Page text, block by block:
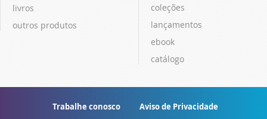
livros
outros produtos
coleções
lançamentos
ebook
catálogo
Trabalhe conosco Aviso de Privacidade